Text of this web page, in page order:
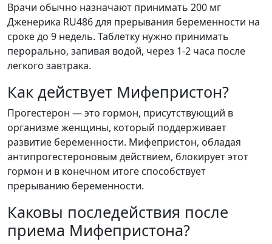
Врачи обычно назначают принимать 200 мг
Дженерика RU486 для прерывания беременности на
сроке до 9 недель. Таблетку нужно принимать
перорально, запивая водой, через 1-2 часа после
легкого завтрака.
Как действует Мифепристон?
Прогестерон — это гормон, присутствующий в
организме женщины, который поддерживает
развитие беременности. Мифепристон, обладая
антипрогестероновым действием, блокирует этот
гормон и в конечном итоге способствует
прерыванию беременности.
Каковы последействия после
приема Мифепристона?